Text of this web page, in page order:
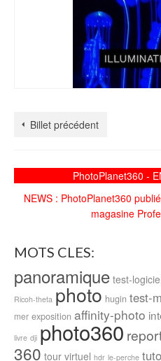
Billet précédent
PhotoPlanet360 -
NEWS : PhotoPlanet360
magasine
MOTS CLES:
panoramique test-logiciel
Ricoh-theta photo hugin test-
mer exposition affinity-photo
livre dji photo360
360 tour virtuel hdr le-perche